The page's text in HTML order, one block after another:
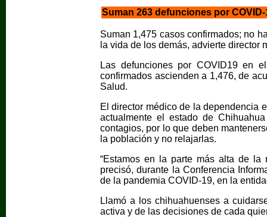
Suman 263 defunciones por
Suman 1,475 casos confirmados; no
la vida de los demás, advierte director
Las defunciones por COVID19 en
confirmados ascienden a 1,476, de
Salud.
El director médico de la dependencia
actualmente el estado de
contagios, por lo que deben
la población y no relajarlas.
“Estamos en la parte más alta de la
precisó, durante la Conferencia
de la pandemia COVID-19, en la
Llamó a los chihuahuenses a
activa y de las decisiones de cada